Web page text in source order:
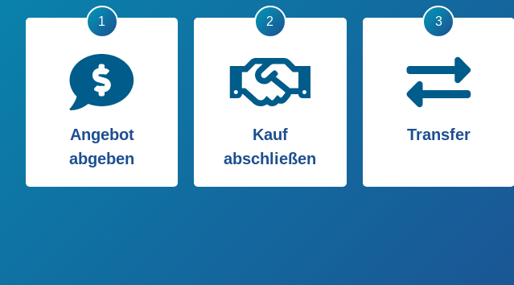
Angebot
abgeben
Kauf
abschließen
Transfer